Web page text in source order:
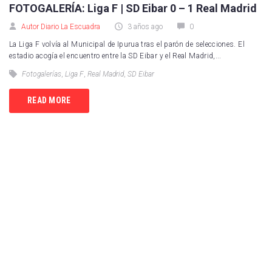
FOTOGALERÍA: Liga F | SD Eibar 0 – 1 Real Madrid
Autor Diario La Escuadra 3 años ago 0
La Liga F volvía al Municipal de Ipurua tras el parón de selecciones. El
estadio acogía el encuentro entre la SD Eibar y el Real Madrid,...
Fotogalerías, Liga F, Real Madrid, SD Eibar
READ MORE